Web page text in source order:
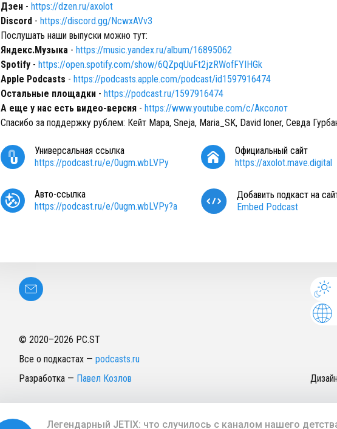
Дзен - https://dzen.ru/axolot
Discord - https://discord.gg/NcwxAVv3
Послушать наши выпуски можно тут:
Яндекс.Музыка - https://music.yandex.ru/album/16895062
Spotify - https://open.spotify.com/show/6QZpqUuFt2jzRWofFYIHGk
Apple Podcasts - https://podcasts.apple.com/podcast/id1597916474
Остальные площадки - https://podcast.ru/1597916474
А еще у нас есть видео-версия - https://www.youtube.com/c/Аксолот
Спасибо за поддержку рублем: Кейт Мара, Sneja, Maria_SK, David loner, Севда
Универсальная ссылка
https://podcast.ru/e/0ugm.wbLVPy
Официальный сайт
https://axolot.mave.digital
Авто-ссылка
https://podcast.ru/e/0ugm.wbLVPy?a
Добавить подкаст на
Embed Podcast
© 2020–2026 PC.ST
Все о подкастах — podcasts.ru
Разработка — Павел Козлов Дизайн
Легендарный JETIX: что случилось с каналом нашего